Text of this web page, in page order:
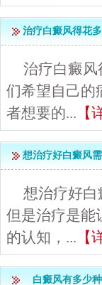
治疗白癜风得花
治疗白癜风
们希望自己的
者想要的... 【
想治疗好白癜风
想治疗好白
但是治疗是能
的认知，... 【
白癜风有多少种